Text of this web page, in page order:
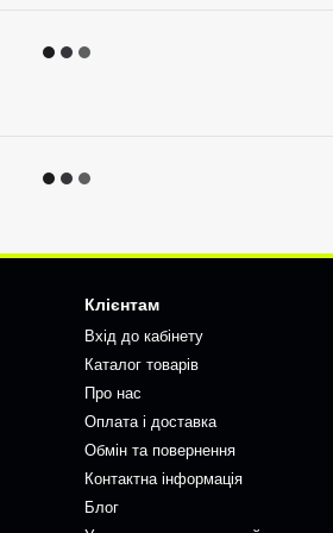
Клієнтам
Вхід до кабінету
Каталог товарів
Про нас
Оплата і доставка
Обмін та повернення
Контактна інформація
Блог